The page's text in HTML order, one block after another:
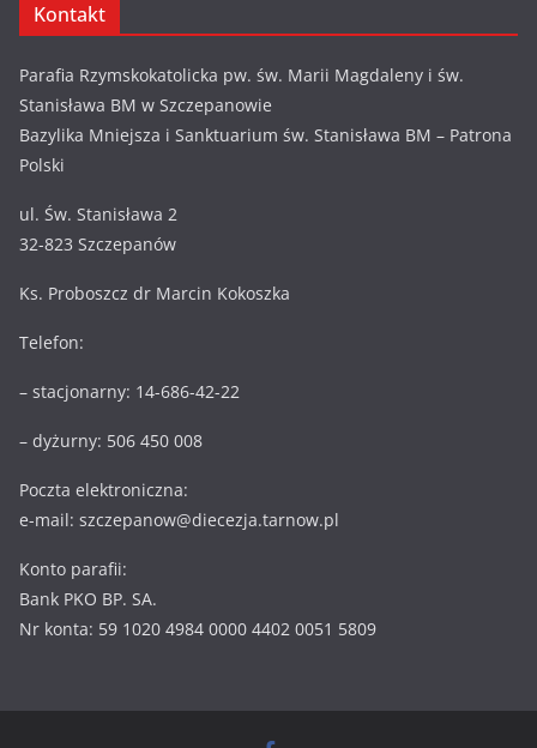
Kontakt
Parafia Rzymskokatolicka pw. św. Marii Magdaleny i św.
Stanisława BM w Szczepanowie
Bazylika Mniejsza i Sanktuarium św. Stanisława BM – Patrona
Polski
ul. Św. Stanisława 2
32-823 Szczepanów
Ks. Proboszcz dr Marcin Kokoszka
Telefon:
– stacjonarny: 14-686-42-22
– dyżurny: 506 450 008
Poczta elektroniczna:
e-mail: szczepanow@diecezja.tarnow.pl
Konto parafii:
Bank PKO BP. SA.
Nr konta: 59 1020 4984 0000 4402 0051 5809